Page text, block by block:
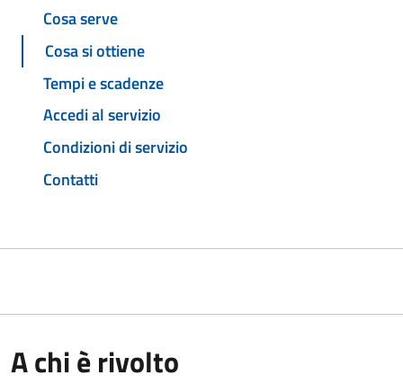
Cosa serve
Cosa si ottiene
Tempi e scadenze
Accedi al servizio
Condizioni di servizio
Contatti
A chi è rivolto